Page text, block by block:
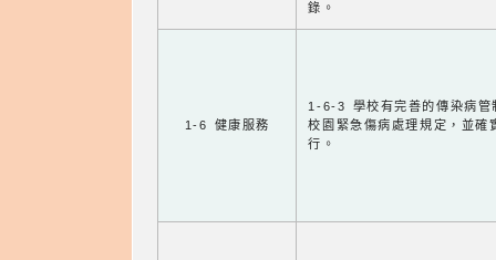
錄。
1-6 健康服務
1-6-3 學校有完善的傳染病管
校園緊急傷病處理規定，並確
行。